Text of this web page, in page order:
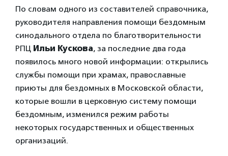
По словам одного из составителей справочника,
руководителя направления помощи бездомным
синодального отдела по благотворительности
РПЦ Ильи Кускова, за последние два года
появилось много новой информации: открылись
службы помощи при храмах, православные
приюты для бездомных в Московской области,
которые вошли в церковную систему помощи
бездомным, изменился режим работы
некоторых государственных и общественных
организаций.